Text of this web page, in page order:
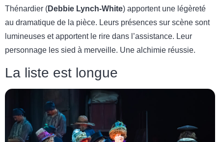
Thénardier (Debbie Lynch-White) apportent une légèreté
au dramatique de la pièce. Leurs présences sur scène sont
lumineuses et apportent le rire dans l’assistance. Leur
personnage les sied à merveille. Une alchimie réussie.
La liste est longue